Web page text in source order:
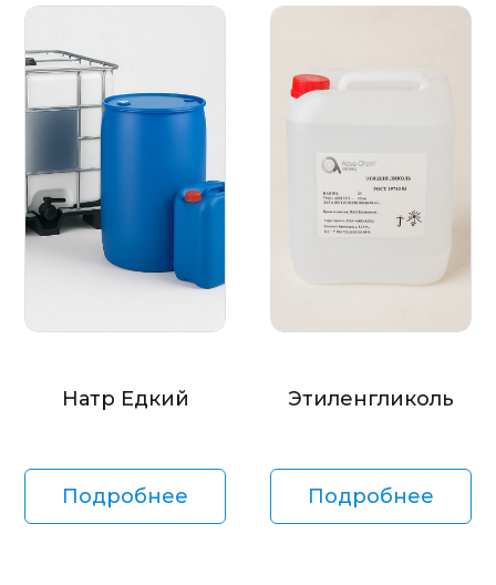
Натр Едкий
Подробнее
Этиленгликоль
Подробнее